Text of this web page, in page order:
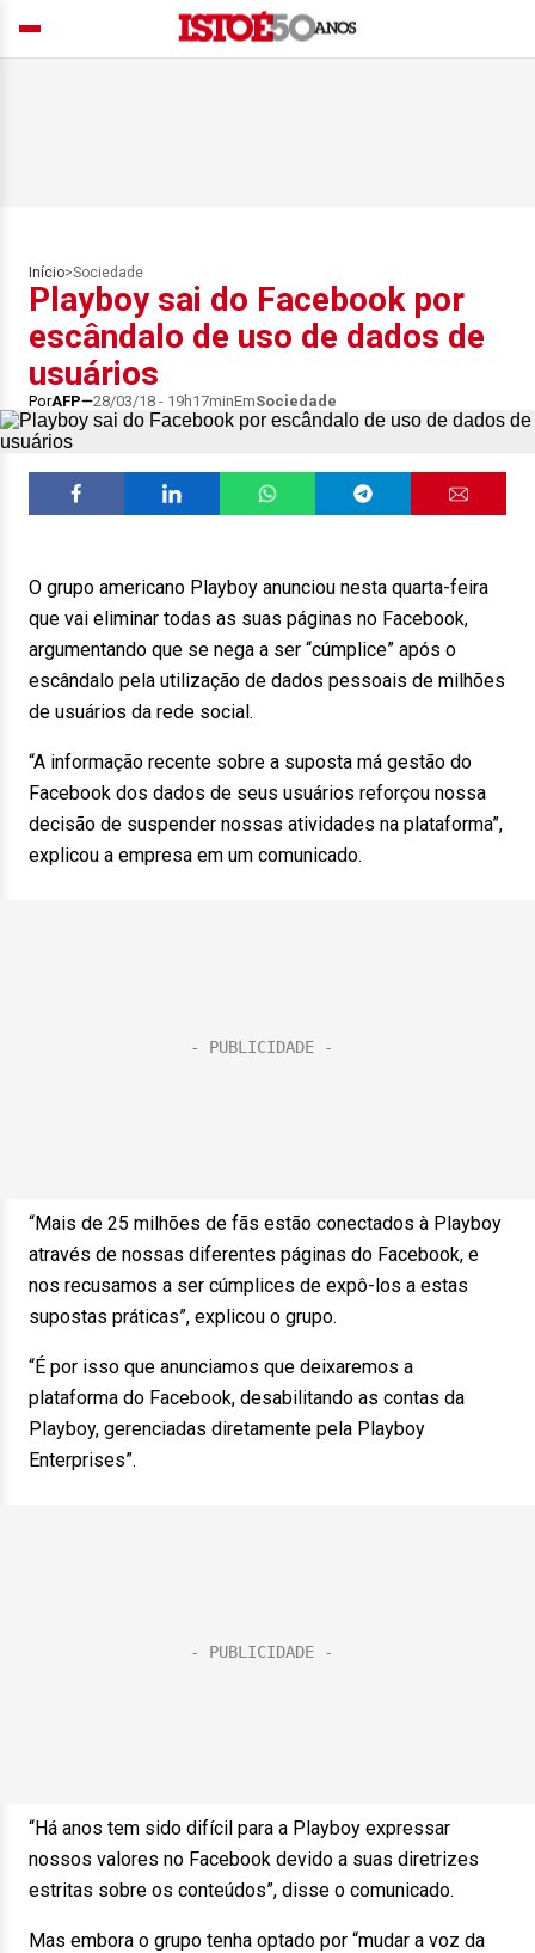
Início>Sociedade
Playboy sai do Facebook por
escândalo de uso de dados de
usuários
PorAFP 28/03/18 - 19h17minEmSociedade
O grupo americano Playboy anunciou nesta quarta-feira
que vai eliminar todas as suas páginas no Facebook,
argumentando que se nega a ser “cúmplice” após o
escândalo pela utilização de dados pessoais de milhões
de usuários da rede social.
“A informação recente sobre a suposta má gestão do
Facebook dos dados de seus usuários reforçou nossa
decisão de suspender nossas atividades na plataforma”,
explicou a empresa em um comunicado.
“Mais de 25 milhões de fãs estão conectados à Playboy
através de nossas diferentes páginas do Facebook, e
nos recusamos a ser cúmplices de expô-los a estas
supostas práticas”, explicou o grupo.
“É por isso que anunciamos que deixaremos a
plataforma do Facebook, desabilitando as contas da
Playboy, gerenciadas diretamente pela Playboy
Enterprises”.
“Há anos tem sido difícil para a Playboy expressar
nossos valores no Facebook devido a suas diretrizes
estritas sobre os conteúdos”, disse o comunicado.
Mas embora o grupo tenha optado por “mudar a voz da